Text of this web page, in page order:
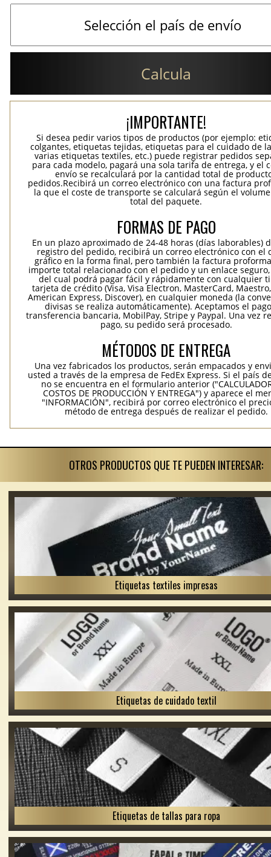
Calcula
¡IMPORTANTE!
Si desea pedir varios tipos de productos (por ejemplo:
colgantes, etiquetas tejidas, etiquetas para el cuidado de
varias etiquetas textiles, etc.) puede registrar pedidos
para cada modelo, pagará una sola tarifa de entrega, y el
envío se recalculará por la cantidad total de
pedidos.Recibirá un correo electrónico con una factura
la que el coste de transporte se calculará según el
total del paquete.
FORMAS DE PAGO
En un plazo aproximado de 24-48 horas (días laborables)
registro del pedido, recibirá un correo electrónico con el
gráfico en la forma final, pero también la factura
importe total relacionado con el pedido y un enlace
del cual podrá pagar fácil y rápidamente con cualquier
tarjeta de crédito (Visa, Visa Electron, MasterCard,
American Express, Discover), en cualquier moneda (la
divisas se realiza automáticamente). Aceptamos el
transferencia bancaria, MobilPay, Stripe y Paypal. Una vez
pago, su pedido será procesado.
MÉTODOS DE ENTREGA
Una vez fabricados los productos, serán empacados y
usted a través de la empresa de FedEx Express. Si el país
no se encuentra en el formulario anterior
COSTOS DE PRODUCCIÓN Y ENTREGA") y aparece el
"INFORMACIÓN", recibirá por correo electrónico el
método de entrega después de realizar el pedido.
OTROS PRODUCTOS QUE TE PUEDEN INTERESAR:
Etiquetas textiles impresas
Etiquetas de cuidado textil
Etiquetas de tallas para ropa